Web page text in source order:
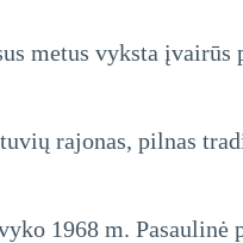
metus vyksta
rajonas, pilnas
1968 m.